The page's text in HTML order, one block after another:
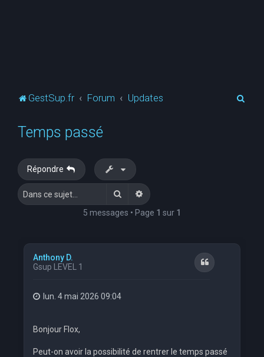
GestSup.fr Forum Updates
Temps passé
Répondre
RechercherRecherche avancée
5 messages • Page 1 sur 1
Anthony D.
Gsup LEVEL 1
Citation
lun. 4 mai 2026 09:04
Bonjour Flox,
Peut-on avoir la possibilité de rentrer le temps passé